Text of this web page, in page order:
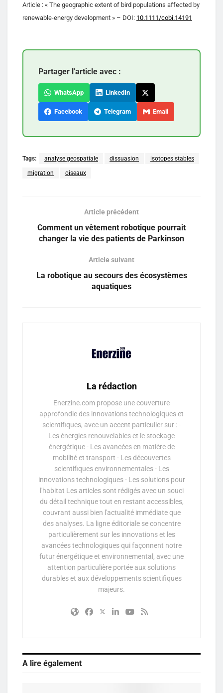
Article : « The geographic extent of bird populations affected by
renewable-energy development » – DOI: 10.1111/cobi.14191
Partager l'article avec :
WhatsApp LinkedIn
Facebook Telegram Email
Tags: analyse geospatiale dissuasion isotopes stables
migration oiseaux
Article précédent
Comment un vêtement robotique pourrait
changer la vie des patients de Parkinson
Article suivant
La robotique au secours des écosystèmes
aquatiques
La rédaction
Enerzine.com propose une couverture
approfondie des innovations technologiques et
scientifiques, avec un accent particulier sur : -
Les énergies renouvelables et le stockage
énergétique - Les avancées en matière de
mobilité et transport - Les découvertes
scientifiques environnementales - Les
innovations technologiques - Les solutions pour
l'habitat Les articles sont rédigés avec un souci
du détail technique tout en restant accessibles,
couvrant aussi bien l'actualité immédiate que
des analyses. La ligne éditoriale se concentre
particulièrement sur les innovations et les
avancées technologiques qui façonnent notre
futur énergétique et environnemental, avec une
attention particulière portée aux solutions
durables et aux développements scientifiques
majeurs.
A lire également